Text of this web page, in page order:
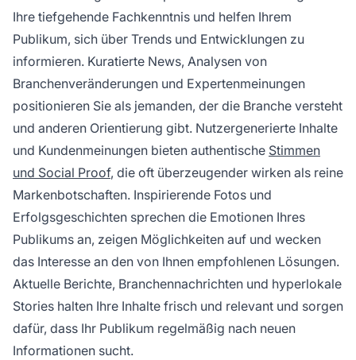
Ihre tiefgehende Fachkenntnis und helfen Ihrem
Publikum, sich über Trends und Entwicklungen zu
informieren. Kuratierte News, Analysen von
Branchenveränderungen und Expertenmeinungen
positionieren Sie als jemanden, der die Branche versteht
und anderen Orientierung gibt. Nutzergenerierte Inhalte
und Kundenmeinungen bieten authentische Stimmen
und Social Proof, die oft überzeugender wirken als reine
Markenbotschaften. Inspirierende Fotos und
Erfolgsgeschichten sprechen die Emotionen Ihres
Publikums an, zeigen Möglichkeiten auf und wecken
das Interesse an den von Ihnen empfohlenen Lösungen.
Aktuelle Berichte, Branchennachrichten und hyperlokale
Stories halten Ihre Inhalte frisch und relevant und sorgen
dafür, dass Ihr Publikum regelmäßig nach neuen
Informationen sucht.